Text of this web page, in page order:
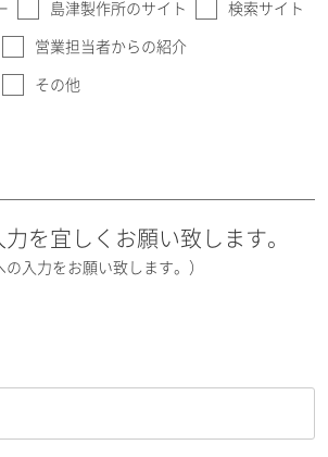
島津製作所のサイト 検索サイト
営業担当者からの紹介
その他
を宜しくお願い致します。
の入力をお願い致します。）